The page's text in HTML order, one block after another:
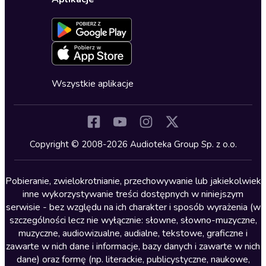
Dla młodzieży
Kryminały
Lektury szkolne
Literatura anglojęzyczna
Literatura faktu
Literatura obyczajowa
Literatura piękna obca
Literatura piękna polska
Formularz zgłaszania nielegalnych treści
Deklaracja dostępności
Oferta dla firm i bibliotek
Dołącz do newslettera
Blog
Zapowiedzi
Cykle audiobooków
Wszystkie aplikacje
Copyright © 2008-2026 Audioteka Group Sp. z o.o.
Pobieranie, zwielokrotnianie, przechowywanie lub jakiekolwiek
inne wykorzystywanie treści dostępnych w niniejszym
serwisie - bez względu na ich charakter i sposób wyrażenia (w
szczególności lecz nie wyłącznie: słowne, słowno-muzyczne,
muzyczne, audiowizualne, audialne, tekstowe, graficzne i
zawarte w nich dane i informacje, bazy danych i zawarte w nich
dane) oraz formę (np. literackie, publicystyczne, naukowe,